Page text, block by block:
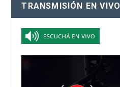
TRANSMISIÓN EN VIVO